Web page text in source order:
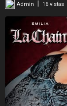
Admin 16 vistas